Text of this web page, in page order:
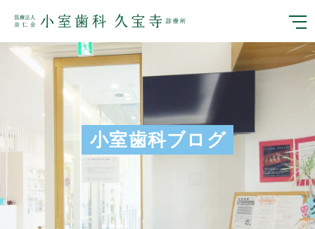
小室歯科ブログ